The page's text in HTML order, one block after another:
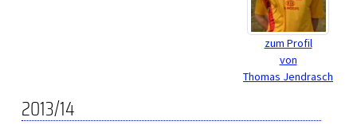
zum Profil
von
Thomas Jendrasch
2013/14